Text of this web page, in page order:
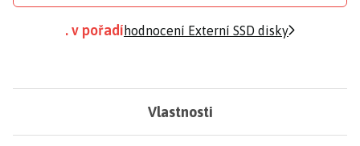
. v pořadí hodnocení Externí SSD disky
Vlastnosti